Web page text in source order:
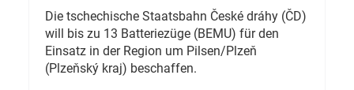
Die tschechische Staatsbahn České dráhy (ČD)
will bis zu 13 Batteriezüge (BEMU) für den
Einsatz in der Region um Pilsen/Plzeň
(Plzeňský kraj) beschaffen.